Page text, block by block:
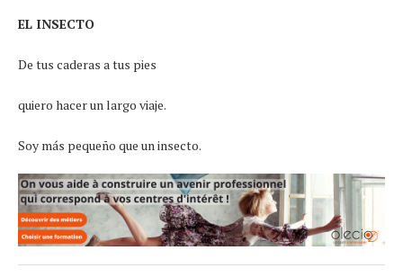
EL INSECTO
De tus caderas a tus pies
quiero hacer un largo viaje.
Soy más pequeño que un insecto.